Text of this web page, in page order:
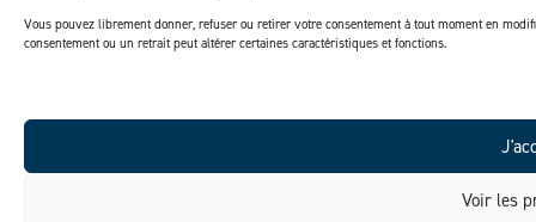
Vous pouvez librement donner, refuser ou retirer votre consentement à tout moment en
consentement ou un retrait peut altérer certaines caractéristiques et fonctions.
Voir les